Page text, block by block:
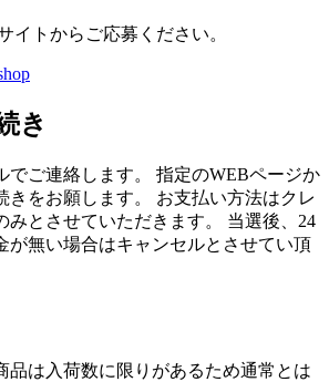
イトからご応募ください。
き
でご連絡します。 指定のWEBページか
きをお願します。 お支払い方法はクレ
みとさせていただきます。 当選後、24
が無い場合はキャンセルとさせてい頂
品は入荷数に限りがあるため通常とは